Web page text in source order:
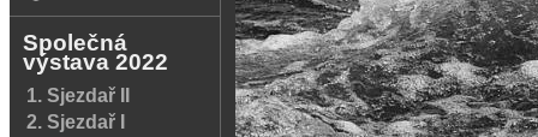
Společná
výstava 2022
1. Sjezdař II
2. Sjezdař I